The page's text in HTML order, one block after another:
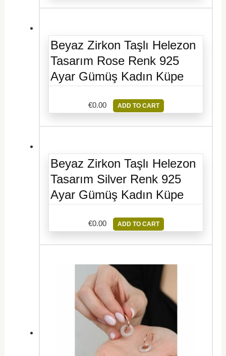
Beyaz Zirkon Taşlı Helezon
Tasarım Rose Renk 925
Ayar Gümüş Kadın Küpe
€0.00 ADD TO CART
Beyaz Zirkon Taşlı Helezon
Tasarım Silver Renk 925
Ayar Gümüş Kadın Küpe
€0.00 ADD TO CART